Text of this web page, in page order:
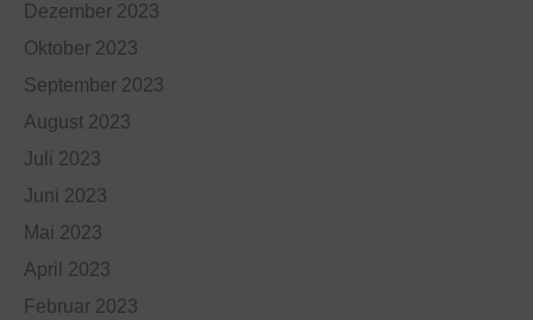
Dezember 2023
Oktober 2023
September 2023
August 2023
Juli 2023
Juni 2023
Mai 2023
April 2023
Februar 2023